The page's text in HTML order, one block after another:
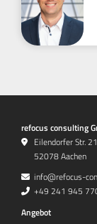
refocus consulting
Eilendorfer Str.
52078 Aachen
info@refocus-
+49 241 945
Angebot